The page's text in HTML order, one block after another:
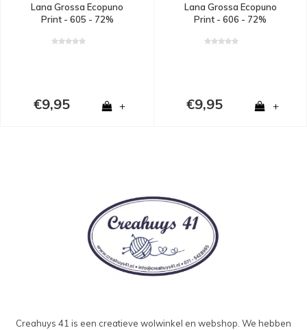
Lana Grossa Ecopuno
Print - 605 - 72%
en 11% alpaca - Rood
€9,95 +
Lana Grossa Ecopuno
Print - 606 - 72%
en 11% alpaca - Groen
€9,95 +
Creahuys 41 is een creatieve wolwinkel en webshop. We hebben